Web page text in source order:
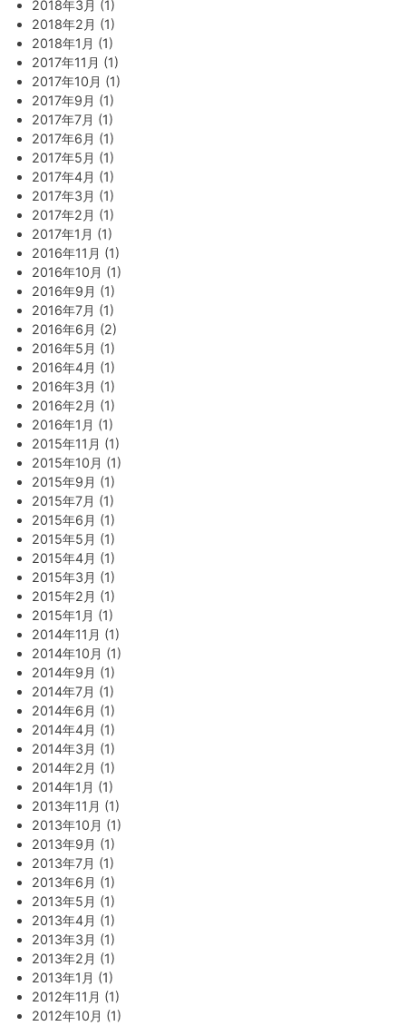
2018年3月 (1)
2018年2月 (1)
2018年1月 (1)
2017年11月 (1)
2017年10月 (1)
2017年9月 (1)
2017年7月 (1)
2017年6月 (1)
2017年5月 (1)
2017年4月 (1)
2017年3月 (1)
2017年2月 (1)
2017年1月 (1)
2016年11月 (1)
2016年10月 (1)
2016年9月 (1)
2016年7月 (1)
2016年6月 (2)
2016年5月 (1)
2016年4月 (1)
2016年3月 (1)
2016年2月 (1)
2016年1月 (1)
2015年11月 (1)
2015年10月 (1)
2015年9月 (1)
2015年7月 (1)
2015年6月 (1)
2015年5月 (1)
2015年4月 (1)
2015年3月 (1)
2015年2月 (1)
2015年1月 (1)
2014年11月 (1)
2014年10月 (1)
2014年9月 (1)
2014年7月 (1)
2014年6月 (1)
2014年4月 (1)
2014年3月 (1)
2014年2月 (1)
2014年1月 (1)
2013年11月 (1)
2013年10月 (1)
2013年9月 (1)
2013年7月 (1)
2013年6月 (1)
2013年5月 (1)
2013年4月 (1)
2013年3月 (1)
2013年2月 (1)
2013年1月 (1)
2012年11月 (1)
2012年10月 (1)